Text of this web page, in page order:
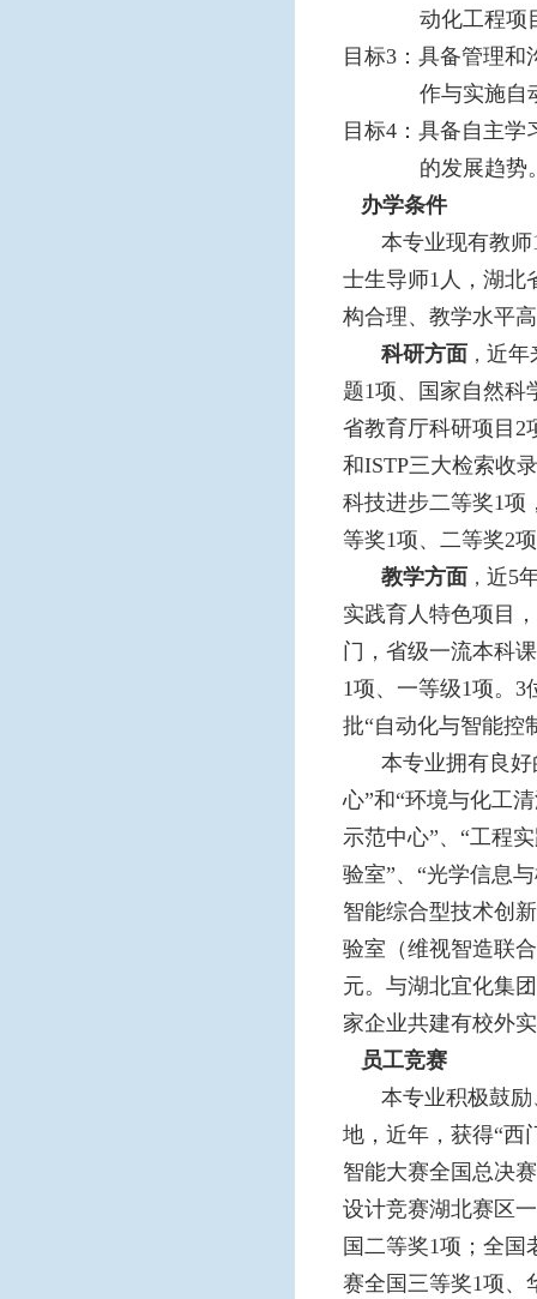
动化工程项
目标3：具备管理
作与实施自
目标4：具备自主
的发展趋势
办学条件
本专业现有教
士生导师1人，湖北
构合理、教学水平
科研方面 ， 近年
题1项、国家自然科
省教育厅科研项目2
和ISTP三大检索收
科技进步二等奖1项
等奖1项、二等奖2
教学方面 ， 近5
实践育人特色项目
门，省级一流本科
1项、一等级1项。
批“自动化与智能控
本专业拥有良
心”和“环境与化工
示范中心”、“工程
验室”、“光学信息
智能综合型技术创
验室（维视智造联
元。与湖北宜化集
家企业共建有校外
员工竞赛
本专业积极鼓
地，近年，获得“西
智能大赛全国总决
设计竞赛湖北赛区
国二等奖1项；全国
赛全国三等奖1项、